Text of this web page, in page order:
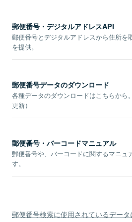
郵便番号・デジタルアドレスAPI
郵便番号とデジタルアドレスから住所を
を提供。
郵便番号データのダウンロード
各種データのダウンロードはこちらから
更新）
郵便番号・バーコードマニュアル
郵便番号や、バーコードに関するマニュ
す。
郵便番号検索に使用されているデータ